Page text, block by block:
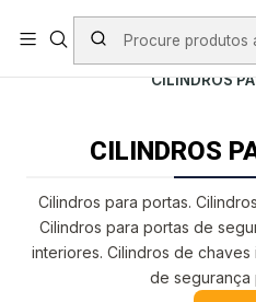
PORTES INCLUÍDOS EM
Início PRODUTOS
CILINDROS
CILINDROS
Cilindros para portas.
Cilindros para portas de
interiores. Cilindros de chaves
de segurança